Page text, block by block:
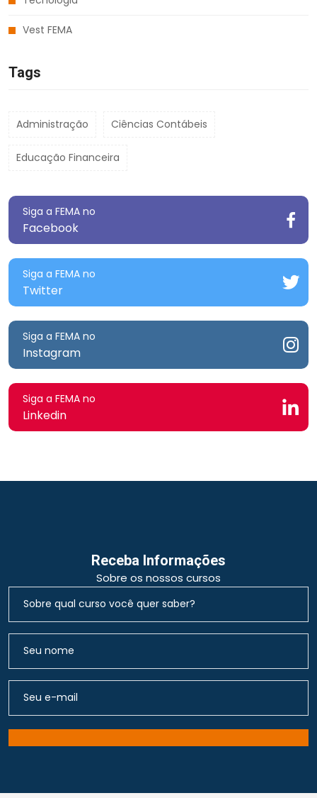
Vest FEMA
Tags
Administração Ciências Contábeis
Educação Financeira
Siga a FEMA no
Facebook
Siga a FEMA no
Twitter
Siga a FEMA no
Instagram
Siga a FEMA no
Linkedin
Receba Informações
Sobre os nossos cursos